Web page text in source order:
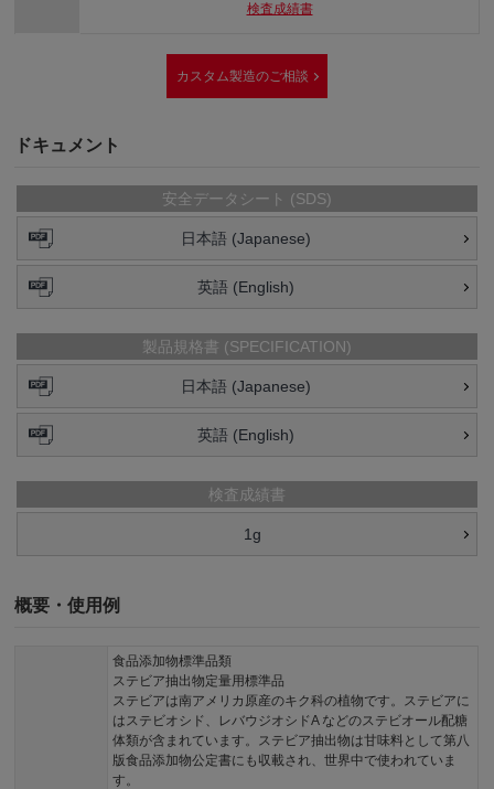
検査成績書
カスタム製造のご相談
ドキュメント
安全データシート (SDS)
日本語 (Japanese)
英語 (English)
製品規格書 (SPECIFICATION)
日本語 (Japanese)
英語 (English)
検査成績書
1g
概要・使用例
食品添加物標準品類
ステビア抽出物定量用標準品
ステビアは南アメリカ原産のキク科の植物です。ステビアに
はステビオシド、レバウジオシドA などのステビオール配糖
体類が含まれています。ステビア抽出物は甘味料として第八
版食品添加物公定書にも収載され、世界中で使われていま
す。